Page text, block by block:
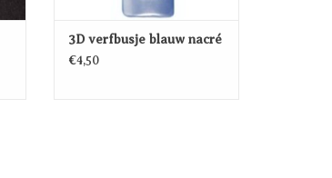
3D verfbusje blauw nacré
€4,50